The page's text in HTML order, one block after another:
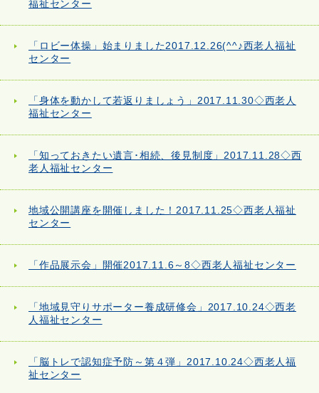
福祉センター
「ロビー体操」始まりました2017.12.26(^^♪西老人福祉
センター
「身体を動かして若返りましょう」2017.11.30◇西老人
福祉センター
「知っておきたい遺言･相続、後見制度」2017.11.28◇西
老人福祉センター
地域公開講座を開催しました！2017.11.25◇西老人福祉
センター
「作品展示会」開催2017.11.6～8◇西老人福祉センター
「地域見守りサポーター養成研修会」2017.10.24◇西老
人福祉センター
「脳トレで認知症予防～第４弾」2017.10.24◇西老人福
祉センター